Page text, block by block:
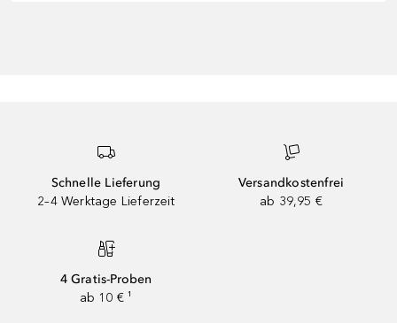
Schnelle Lieferung
2–4 Werktage Lieferzeit
Versandkostenfrei
ab 39,95 €
4 Gratis-Proben
ab 10 € ¹